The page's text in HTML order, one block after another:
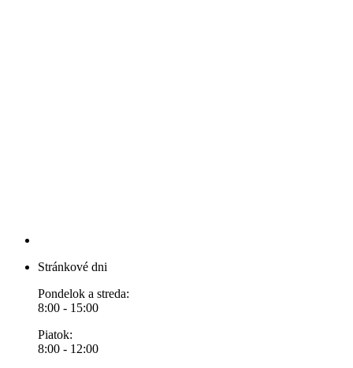
Stránkové dni
Pondelok a streda:
8:00 - 15:00
Piatok:
8:00 - 12:00